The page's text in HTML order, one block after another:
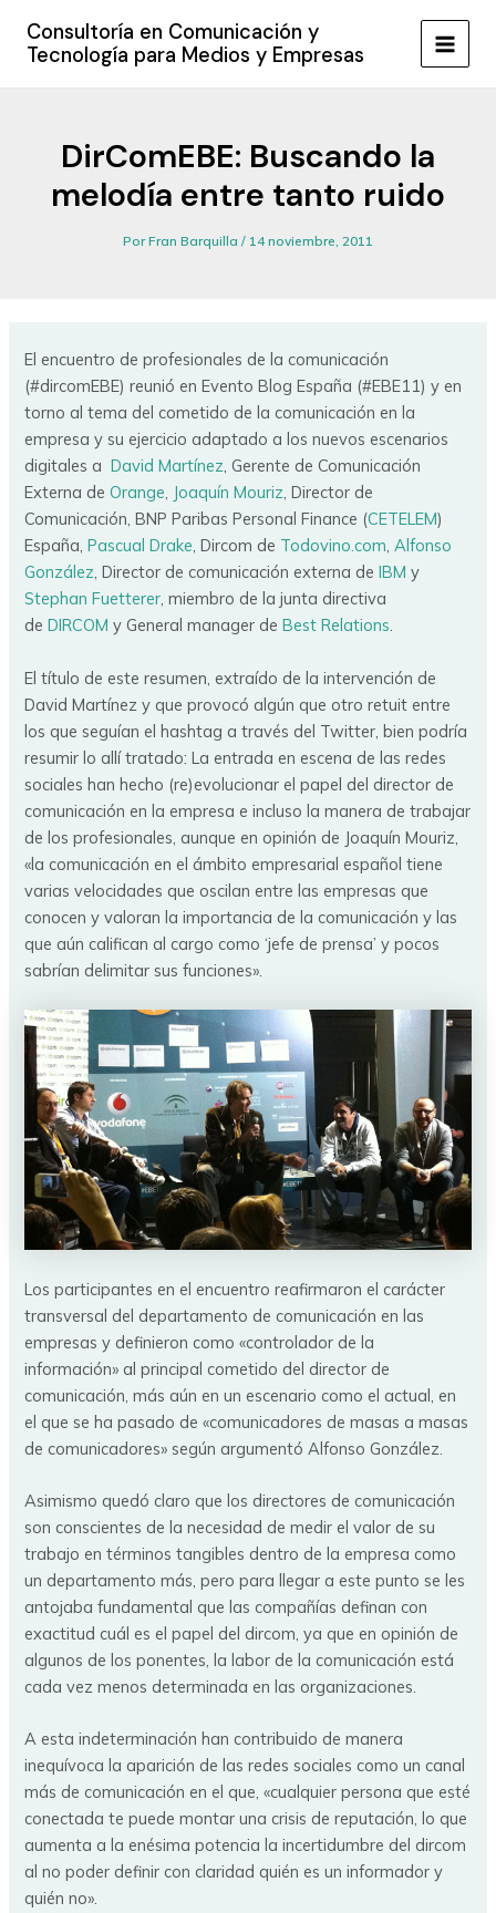
contenido
Consultoría en Comunicación y
Tecnología para Medios y Empresas
MAIN
DirComEBE: Buscando la
melodía entre tanto ruido
PorFran Barquilla / 14 noviembre, 2011
El encuentro de profesionales de la comunicación
(#dircomEBE) reunió en Evento Blog España (#EBE11) y en
torno al tema del cometido de la comunicación en la
empresa y su ejercicio adaptado a los nuevos escenarios
digitales aDavid Martínez, Gerente de Comunicación
Externa deOrange, Joaquín Mouriz, Director de
Comunicación, BNP Paribas Personal Finance (CETELEM)
España,Pascual Drake, Dircom de Todovino.com,Alfonso
González, Director de comunicación externa deIBM y
Stephan Fuetterer, miembro de la junta directiva
deDIRCOM y General manager deBest Relations.
El título de este resumen, extraído de la intervención de
David Martínez y que provocó algún que otro retuit entre
los que seguían el hashtag a través del Twitter, bien podría
resumir lo allí tratado: La entrada en escena de las redes
sociales han hecho (re)evolucionar el papel del director de
comunicación en la empresa e incluso la manera de trabajar
de los profesionales, aunque en opinión de Joaquín Mouriz,
«la comunicación en el ámbito empresarial español tiene
varias velocidades que oscilan entre las empresas que
conocen y valoran la importancia de la comunicación y las
que aún califican al cargo como ‘jefe de prensa’ y pocos
sabrían delimitar sus funciones».
Los participantes en el encuentro reafirmaron el carácter
transversal del departamento de comunicación en las
empresas y definieron como «controlador de la
información» al principal cometido del director de
comunicación, más aún en un escenario como el actual, en
el que se ha pasado de «comunicadores de masas a masas
de comunicadores» según argumentó Alfonso González.
Asimismo quedó claro que los directores de comunicación
son conscientes de la necesidad de medir el valor de su
trabajo en términos tangibles dentro de la empresa como
un departamento más, pero para llegar a este punto se les
antojaba fundamental que las compañías definan con
exactitud cuál es el papel del dircom, ya que en opinión de
algunos de los ponentes, la labor de la comunicación está
cada vez menos determinada en las organizaciones.
A esta indeterminación han contribuido de manera
inequívoca la aparición de las redes sociales como un canal
más de comunicación en el que, «cualquier persona que esté
conectada te puede montar una crisis de reputación, lo que
aumenta a la enésima potencia la incertidumbre del dircom
al no poder definir con claridad quién es un informador y
quién no».